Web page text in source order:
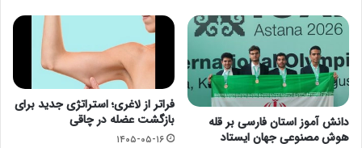
دانش آموز استان فارسی بر قله
هوش مصنوعی جهان ایستاد
فراتر از لاغری؛ استراتژی جدید برای
بازگشت عضله در چاقی
۱۴۰۵-۰۵-۱۶